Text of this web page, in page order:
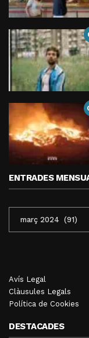
ENTRADES
MENSUALS
Avís Legal
Clàusules Legals
Política de Cookies
DESTACADES